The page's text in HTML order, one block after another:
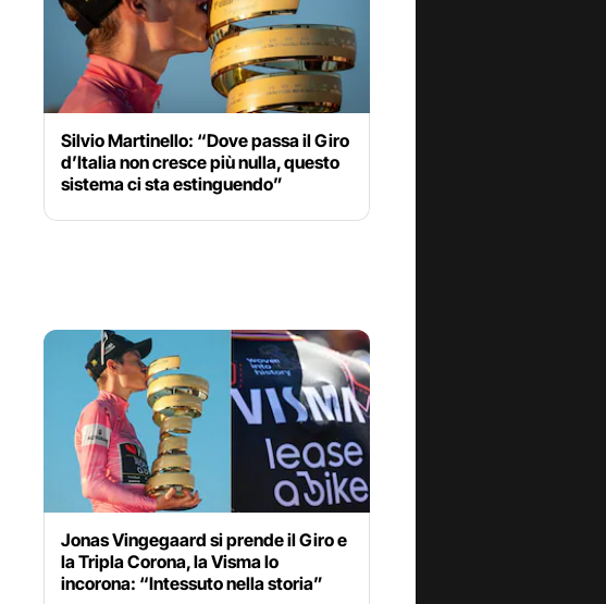
Silvio Martinello: “Dove passa il Giro
d’Italia non cresce più nulla, questo
sistema ci sta estinguendo”
Jonas Vingegaard si prende il Giro e
la Tripla Corona, la Visma lo
incorona: “Intessuto nella storia”